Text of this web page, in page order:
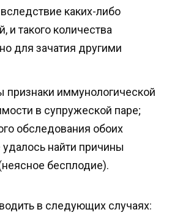
каких-либо
и такого количества
для зачатия другими
признаки иммунологической
в супружеской паре;
обследования обоих
удалось найти причины
бесплодие).
в следующих случаях: